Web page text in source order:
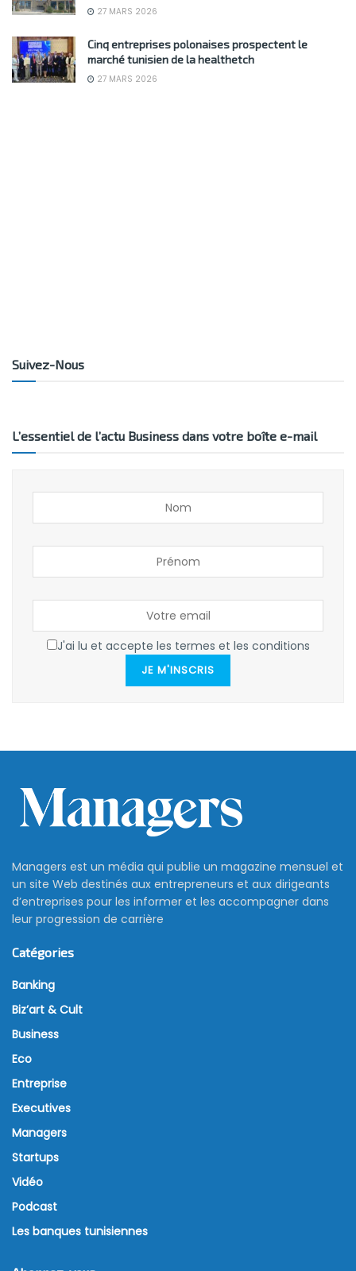
27 MARS 2026
Cinq entreprises polonaises prospectent le
marché tunisien de la healthetch
27 MARS 2026
Suivez-Nous
L’essentiel de l’actu Business dans votre boîte e-mail
J'ai lu et accepte les termes et les conditions
JE M'INSCRIS
Managers est un média qui publie un magazine mensuel et
un site Web destinés aux entrepreneurs et aux dirigeants
d’entreprises pour les informer et les accompagner dans
leur progression de carrière
Catégories
Banking
Biz’art & Cult
Business
Eco
Entreprise
Executives
Managers
Startups
Vidéo
Podcast
Les banques tunisiennes